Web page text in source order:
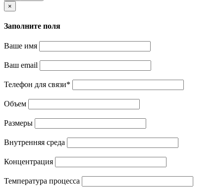
×
Заполните поля
Ваше имя
Ваш email
Телефон для связи*
Объем
Размеры
Внутренняя среда
Концентрация
Температура процесса